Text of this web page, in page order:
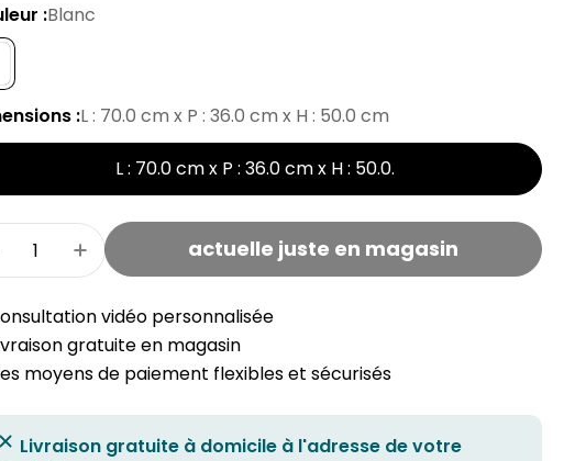
:Blanc
:L : 70.0 cm x P : 36.0 cm x H : 50.0 cm
L : 70.0 cm x P : 36.0 cm x H : 50.0.
Réduire la quantité pour l'animal à bascule CHARLOTTE
Augmenter la quantité pour l'animal à bascule
actuelle juste en magasin
vidéo personnalisée
gratuite en magasin
moyens de paiement flexibles et sécurisés
Livraison gratuite à domicile à l'adresse de votre